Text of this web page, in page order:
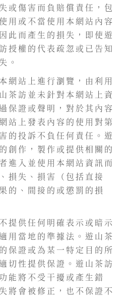
或傷害而負賠償責任，包
用或不當使用本網站內容
此而產生的損失，即使遊
授權的代表疏忽或已告知
。
網站上進行瀏覽，由利用
茶訪並未針對本網站上資
保證或聲明，對於其內容
站上發表內容的使用對第
的投訴不負任何責任。遊
創作，製作或提供相關的
進入並使用本網站資訊而
損失、損害（包括直接
的、間接的或懲罰的損
提供任何明確表示或暗示
用當地的準據法。遊山茶
保證或為某一特定目的所
切性提供保證。遊山茶訪
能將不受干擾或產生錯
將會被修正，也不保證不